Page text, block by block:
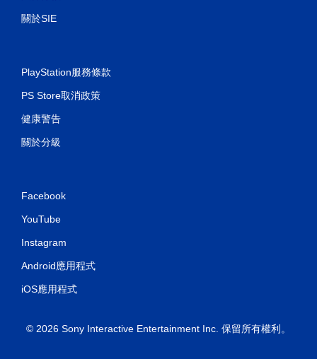
關於SIE
PlayStation服務條款
PS Store取消政策
健康警告
關於分級
Facebook
YouTube
Instagram
Android應用程式
iOS應用程式
© 2026 Sony Interactive Entertainment Inc. 保留所有權利。